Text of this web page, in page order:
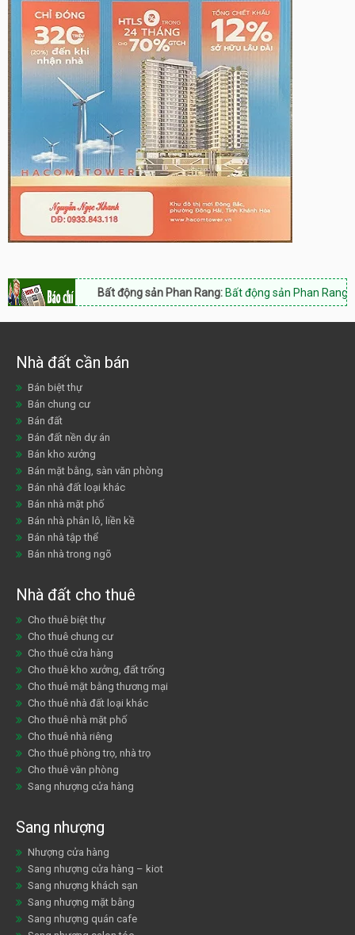
Bất động sản Phan Rang:Bất động sản Phan Rang Nam
Nhà đất cần bán
Bán biệt thự
Bán chung cư
Bán đất
Bán đất nền dự án
Bán kho xưởng
Bán mặt bằng, sàn văn phòng
Bán nhà đất loại khác
Bán nhà mặt phố
Bán nhà phân lô, liền kề
Bán nhà tập thể
Bán nhà trong ngõ
Nhà đất cho thuê
Cho thuê biệt thự
Cho thuê chung cư
Cho thuê cửa hàng
Cho thuê kho xưởng, đất trống
Cho thuê mặt bằng thương mại
Cho thuê nhà đất loại khác
Cho thuê nhà mặt phố
Cho thuê nhà riêng
Cho thuê phòng trọ, nhà trọ
Cho thuê văn phòng
Sang nhượng cửa hàng
Sang nhượng
Nhượng cửa hàng
Sang nhượng cửa hàng – kiot
Sang nhượng khách sạn
Sang nhượng mặt bằng
Sang nhượng quán cafe